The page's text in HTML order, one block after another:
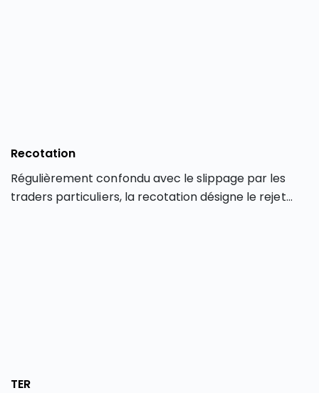
Recotation
Régulièrement confondu avec le slippage par les
traders particuliers, la recotation désigne le rejet
TER